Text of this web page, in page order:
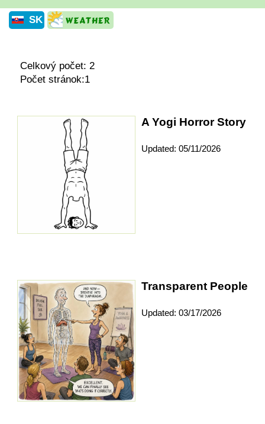
SK
Celkový počet: 2
Počet stránok:1
A Yogi Horror Story
Updated: 05/11/2026
Transparent People
Updated: 03/17/2026